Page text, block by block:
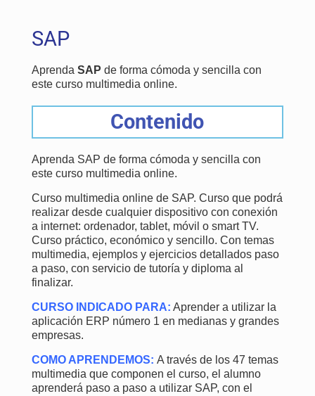
SAP
Aprenda SAP de forma cómoda y sencilla con
este curso multimedia online.
Contenido
Aprenda SAP de forma cómoda y sencilla con
este curso multimedia online.
Curso multimedia online de SAP. Curso que podrá
realizar desde cualquier dispositivo con conexión
a internet: ordenador, tablet, móvil o smart TV.
Curso práctico, económico y sencillo. Con temas
multimedia, ejemplos y ejercicios detallados paso
a paso, con servicio de tutoría y diploma al
finalizar.
CURSO INDICADO PARA: Aprender a utilizar la
aplicación ERP número 1 en medianas y grandes
empresas.
COMO APRENDEMOS: A través de los 47 temas
multimedia que componen el curso, el alumno
aprenderá paso a paso a utilizar SAP, con el